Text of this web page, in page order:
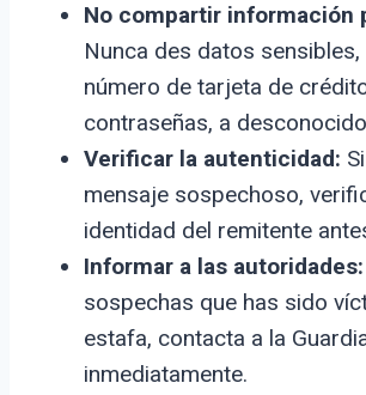
No compartir información
Nunca des datos
número de tarjeta de
contraseñas, a
Verificar la autenticidad:
mensaje sospechoso,
identidad del remitente
Informar a las autoridades:
sospechas que has sido
estafa, contacta a la
inmediatamente.